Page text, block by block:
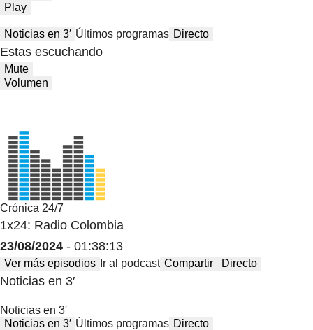
Play
Noticias en 3′ Últimos programas Directo
Estas escuchando
Mute
Volumen
Crónica 24/7
1x24: Radio Colombia
23/08/2024 - 01:38:13
Ver más episodios Ir al podcast Compartir Directo
Noticias en 3′
Noticias en 3′
Noticias en 3′ Últimos programas Directo